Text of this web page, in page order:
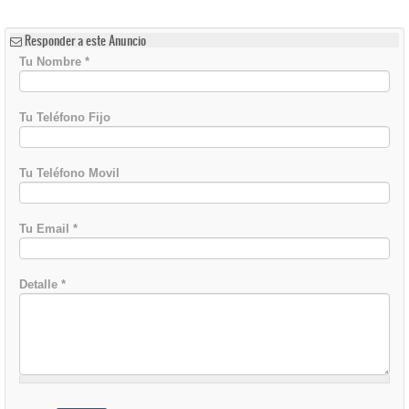
Responder a este Anuncio
Tu Nombre *
Tu Teléfono Fijo
Tu Teléfono Movil
Tu Email *
Detalle *